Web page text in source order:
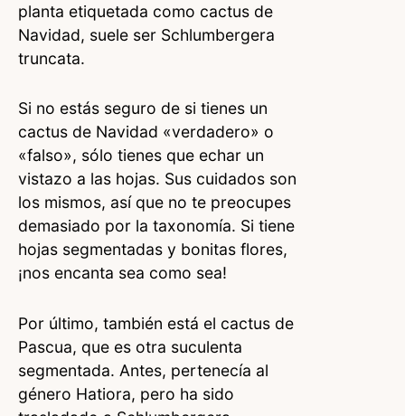
planta etiquetada como cactus de
Navidad, suele ser Schlumbergera
truncata.
Si no estás seguro de si tienes un
cactus de Navidad «verdadero» o
«falso», sólo tienes que echar un
vistazo a las hojas. Sus cuidados son
los mismos, así que no te preocupes
demasiado por la taxonomía. Si tiene
hojas segmentadas y bonitas flores,
¡nos encanta sea como sea!
Por último, también está el cactus de
Pascua, que es otra suculenta
segmentada. Antes, pertenecía al
género Hatiora, pero ha sido